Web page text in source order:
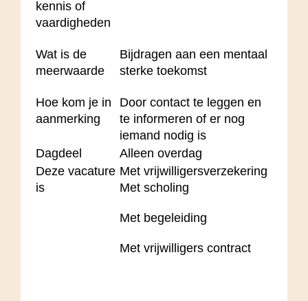
kennis of
vaardigheden
Wat is de
meerwaarde
Bijdragen aan een mentaal
sterke toekomst
Hoe kom je in
aanmerking
Door contact te leggen en
te informeren of er nog
iemand nodig is
Dagdeel
Alleen overdag
Deze vacature
is
Met vrijwilligersverzekering
Met scholing
Met begeleiding
Met vrijwilligers contract